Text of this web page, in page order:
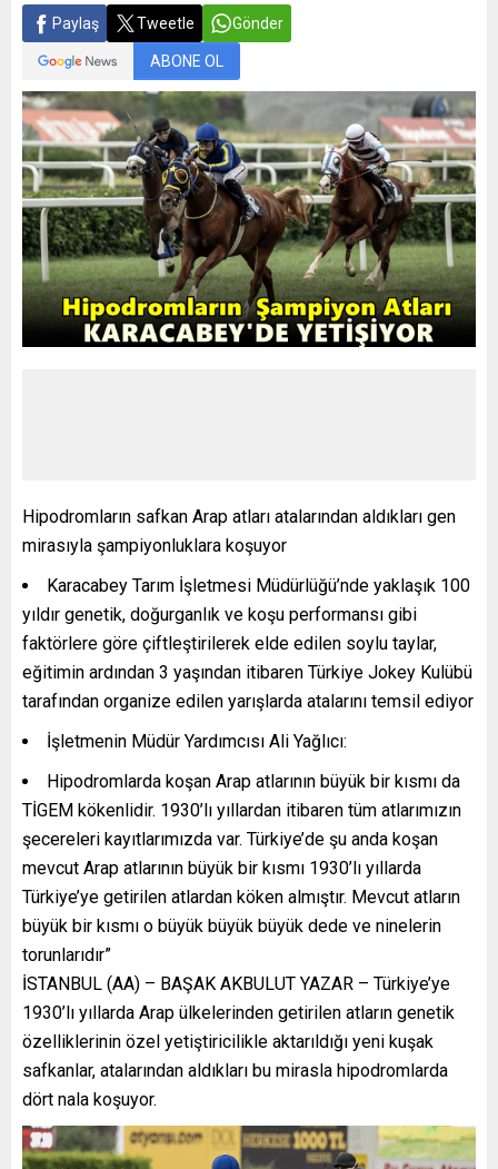
Paylaş Tweetle Gönder
ABONE OL
Hipodromların safkan Arap atları atalarından aldıkları gen
mirasıyla şampiyonluklara koşuyor
Karacabey Tarım İşletmesi Müdürlüğü’nde yaklaşık 100
yıldır genetik, doğurganlık ve koşu performansı gibi
faktörlere göre çiftleştirilerek elde edilen soylu taylar,
eğitimin ardından 3 yaşından itibaren Türkiye Jokey Kulübü
tarafından organize edilen yarışlarda atalarını temsil ediyor
İşletmenin Müdür Yardımcısı Ali Yağlıcı:
Hipodromlarda koşan Arap atlarının büyük bir kısmı da
TİGEM kökenlidir. 1930’lı yıllardan itibaren tüm atlarımızın
şecereleri kayıtlarımızda var. Türkiye’de şu anda koşan
mevcut Arap atlarının büyük bir kısmı 1930’lı yıllarda
Türkiye’ye getirilen atlardan köken almıştır. Mevcut atların
büyük bir kısmı o büyük büyük büyük dede ve ninelerin
torunlarıdır”
İSTANBUL (AA) – BAŞAK AKBULUT YAZAR – Türkiye’ye
1930’lı yıllarda Arap ülkelerinden getirilen atların genetik
özelliklerinin özel yetiştiricilikle aktarıldığı yeni kuşak
safkanlar, atalarından aldıkları bu mirasla hipodromlarda
dört nala koşuyor.